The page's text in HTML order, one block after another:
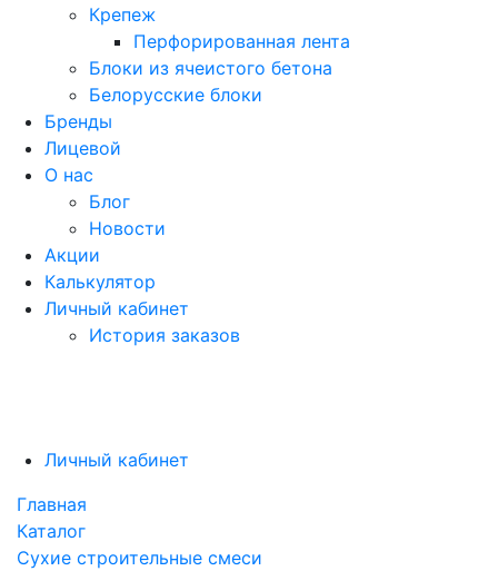
Крепеж
Перфорированная лента
Блоки из ячеистого бетона
Белорусские блоки
Бренды
Лицевой
О нас
Блог
Новости
Акции
Калькулятор
Личный кабинет
История заказов
Личный кабинет
Главная
Каталог
Сухие строительные смеси